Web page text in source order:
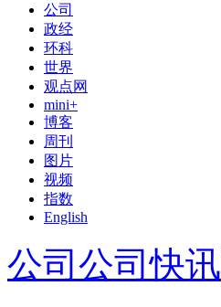
公司
政经
环科
世界
观点网
mini+
博客
周刊
图片
视频
指数
English
公司 公司快讯